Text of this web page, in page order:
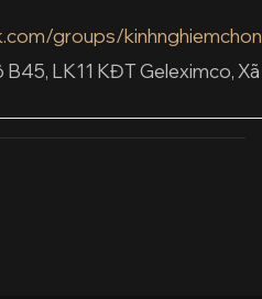
groups/
B45, LK11 KĐT Geleximco,